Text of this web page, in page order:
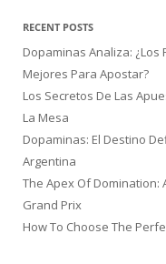
RECENT POSTS
Dopaminas Analiza: ¿Los
Mejores Para Apostar?
Los Secretos De Las
La Mesa
Dopaminas: El Destino
Argentina
The Apex Of Domination:
Grand Prix
How To Choose The